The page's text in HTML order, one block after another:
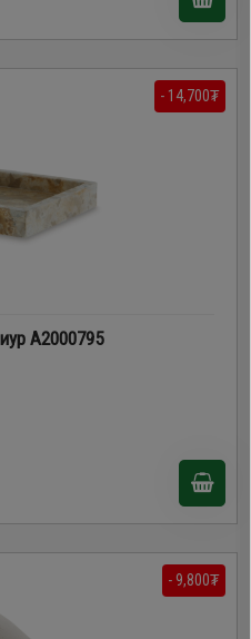
- 14,700₮
A2000795
- 9,800₮